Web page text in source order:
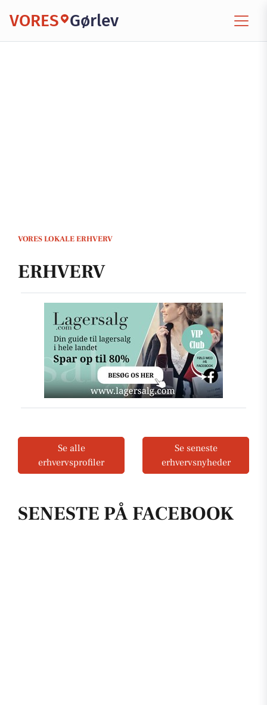
VORES Gørlev
VORES LOKALE ERHVERV
SENESTE PÅ FACEBOOK
ERHVERV
Se alle
erhvervsprofiler
Se seneste
erhvervsnyheder